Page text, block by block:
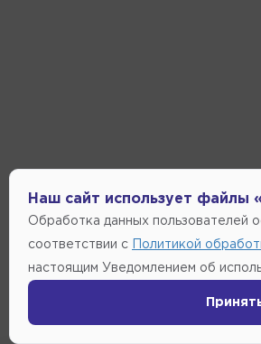
Наш сайт использует файлы
Обработка данных пользователей
соответствии с Политикой
настоящим Уведомлением об